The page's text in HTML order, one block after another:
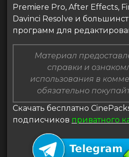
Premiere Pro, After Effects,
Davinci Resolve и
программ для
Материал
справки и
использования в
обязательно
Скачать бесплатно
подписчиков приватного